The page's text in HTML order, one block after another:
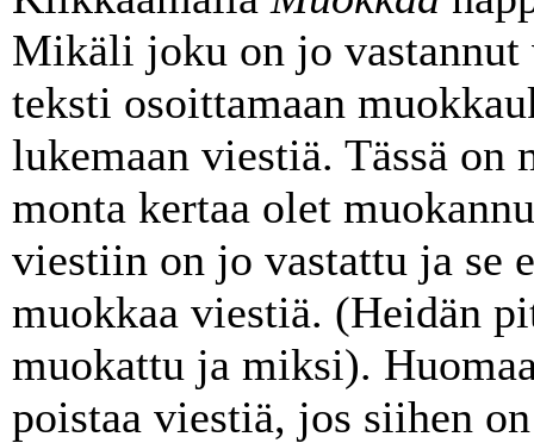
Mikäli joku on jo
teksti osoittamaan
lukemaan viestiä. Tässä on
monta kertaa olet
viestiin on jo vastattu ja se
muokkaa viestiä. (Heidän
muokattu ja miksi).
poistaa viestiä, jos siihen